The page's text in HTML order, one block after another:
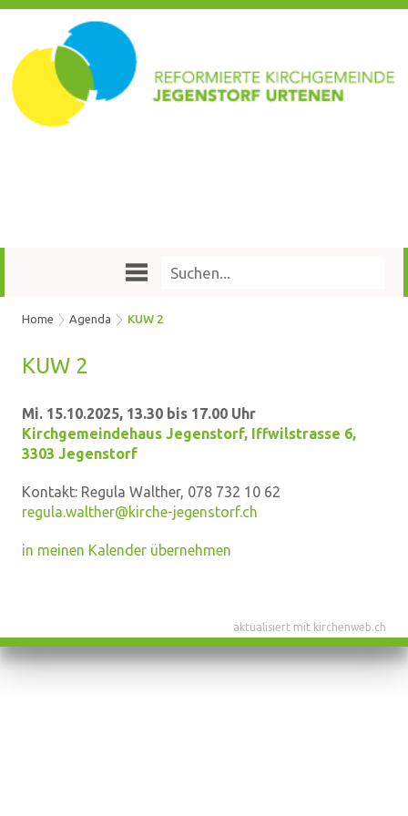
Home Agenda KUW 2
KUW 2
Mi. 15.10.2025, 13.30 bis 17.00 Uhr
Kirchgemeindehaus Jegenstorf, Iffwilstrasse 6,
3303 Jegenstorf
Kontakt: Regula Walther, 078 732 10 62
regula.walther@kirche-jegenstorf.ch
in meinen Kalender übernehmen
aktualisiert mit kirchenweb.ch